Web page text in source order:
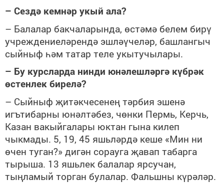
– Сездә кемнәр укый ала?
– Балалар бакчаларында, өстәмә белем бирү
учреждениеләрендә эшләүчеләр, башлангыч
сыйныф һәм татар теле укытучылары.
– Бу курсларда нинди юнәлешләргә күбрәк
өстенлек бирелә?
– Сыйныф җитәкчесенең тәрбия эшенә
игътибарны юнәлтәбез, чөнки Пермь, Керчь,
Казан вакыйгалары юктан гына килеп
чыкмады. 5, 19, 45 яшьләрдә кеше «Мин ни
өчен туган?» дигән сорауга җавап табарга
тырыша. 13 яшьлек балалар ярсучан,
тыңламый торган булалар. Фальшны күрәләр.